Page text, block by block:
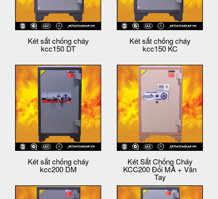
Két sắt chống cháy
kcc150 DT
Két sắt chống cháy
kcc150 KC
Két sắt chống cháy
kcc200 DM
Két Sắt Chống Cháy
KCC200 Đổi MÃ + Vân
Tay